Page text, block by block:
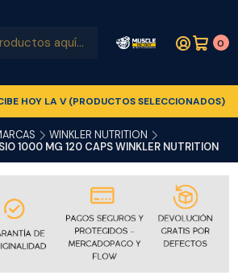
0
HOY LA V (PRODUCTOS SELECCIONADOS)
WINKLER NUTRITION
1000 MG 120 CAPS WINKLER NUTRITION